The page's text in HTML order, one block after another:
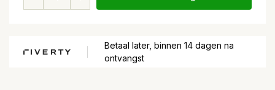
Betaal later, binnen 14 dagen na
ontvangst